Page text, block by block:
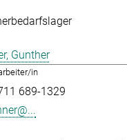
Gunther
in
689-1329